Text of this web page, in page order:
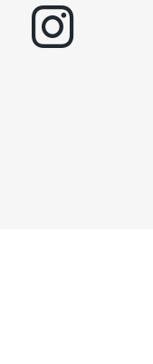
instagram